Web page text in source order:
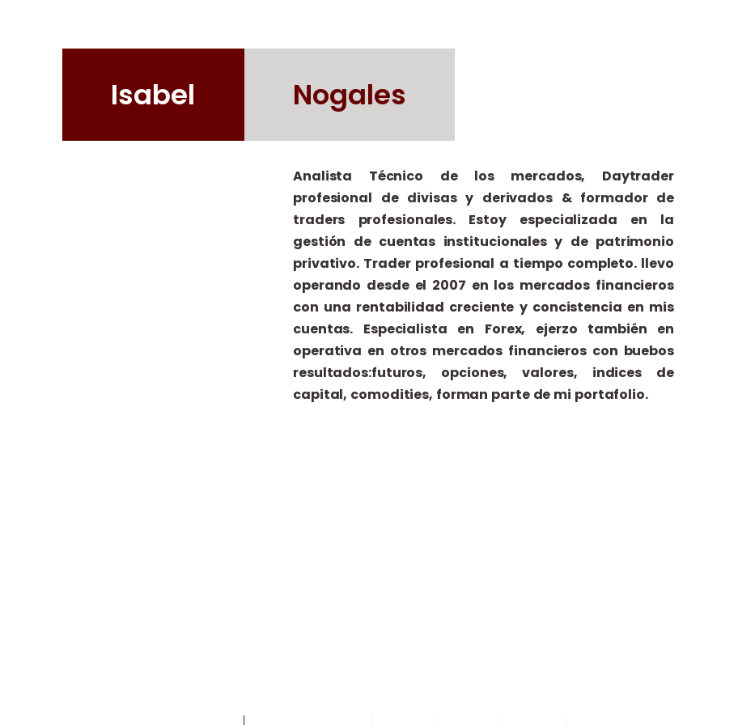
Isabel Nogales
Analista Técnico de los mercados, Daytrader
profesional de divisas y derivados & formador de
traders profesionales. Estoy especializada en la
gestión de cuentas institucionales y de patrimonio
privativo. Trader profesional a tiempo completo. llevo
operando desde el 2007 en los mercados financieros
con una rentabilidad creciente y concistencia en mis
cuentas. Especialista en Forex, ejerzo también en
operativa en otros mercados financieros con buebos
resultados:futuros, opciones, valores, indices de
capital, comodities, forman parte de mi portafolio.